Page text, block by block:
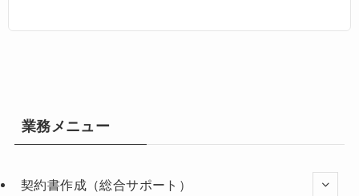
業務メニュー
契約書作成（総合サポート）